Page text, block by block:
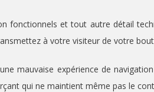
fonctionnels et tout autre détail
à votre visiteur de votre
mauvaise expérience de
qui ne maintient même pas le